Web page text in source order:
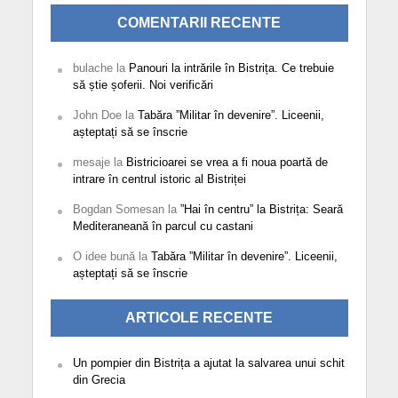
COMENTARII RECENTE
bulachela Panouri la intrările în Bistrița. Ce trebuie
să știe șoferii. Noi verificări
John Doela Tabăra ”Militar în devenire”. Liceenii,
așteptați să se înscrie
mesajela Bistricioarei se vrea a fi noua poartă de
intrare în centrul istoric al Bistriței
Bogdan Somesanla ”Hai în centru” la Bistrița: Seară
Mediteraneană în parcul cu castani
O idee bunăla Tabăra ”Militar în devenire”. Liceenii,
așteptați să se înscrie
ARTICOLE RECENTE
Un pompier din Bistrița a ajutat la salvarea unui schit
din Grecia